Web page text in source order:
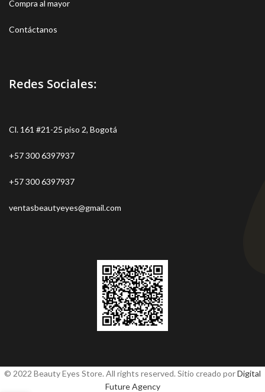
Compra al mayor
Contáctanos
Redes Sociales:
Cl. 161 #21-25 piso 2, Bogotá
+57 300 6397937
+57 300 6397937
ventasbeautyeyes@gmail.com
© 2022 Beauty Eyes Store. All rights reserved. Sitio creado porDigital
Future Agency